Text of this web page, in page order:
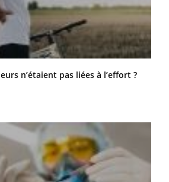
n’étaient pas liées à l’effort ?